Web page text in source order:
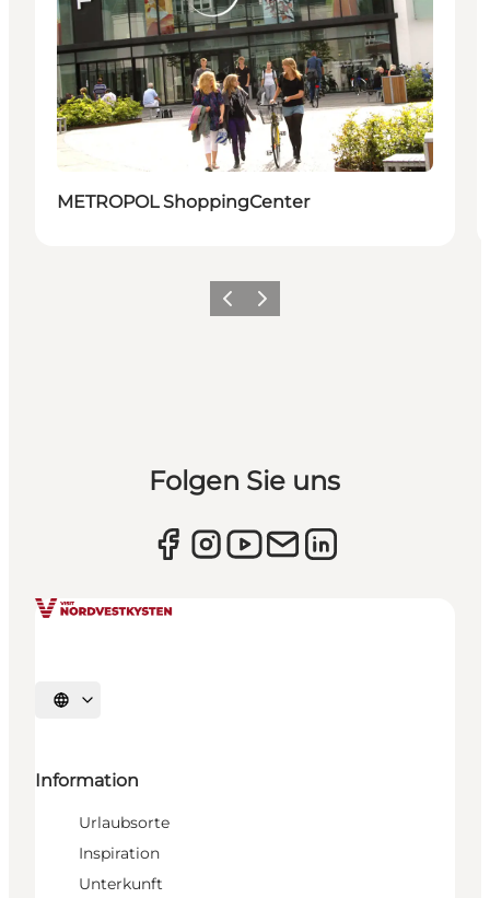
METROPOL ShoppingCenter
ZurückWeiter
Folgen Sie uns
Sprache auswählen
Information
Urlaubsorte
Inspiration
Unterkunft